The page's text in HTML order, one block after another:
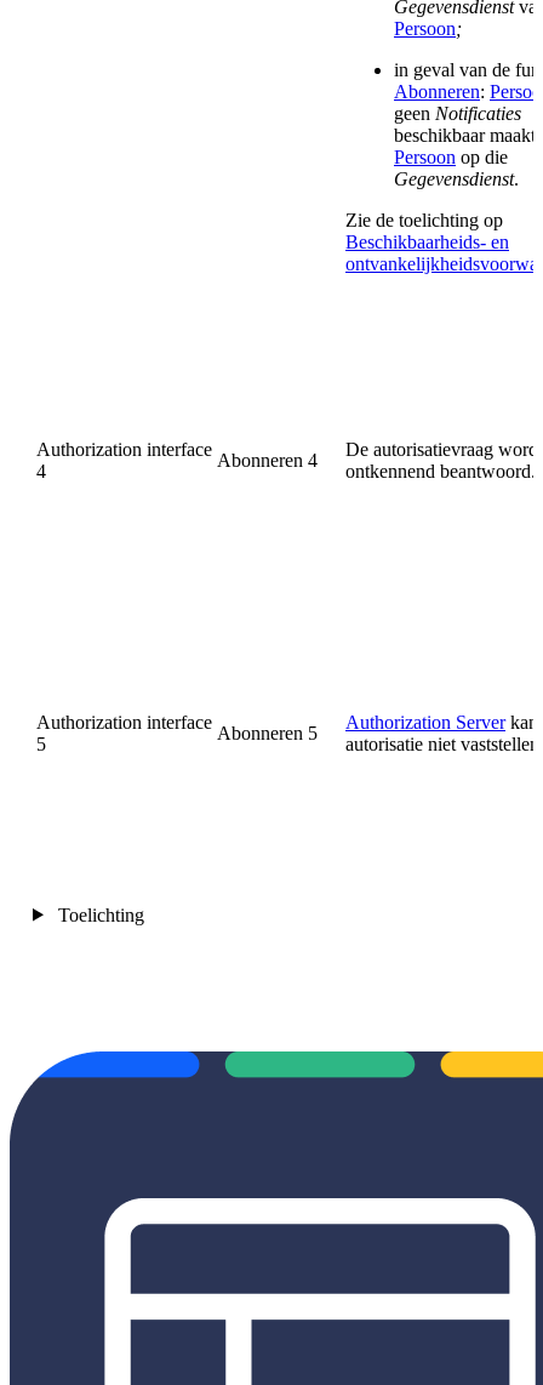
Gegevensdienst
Persoon;
in geval van de
Abonneren:
geen Notificaties
beschikbaar maakt
Persoon op die
Gegevensdienst.
Zie de toelichting op
Beschikbaarheids- en
Authorization interface
4
Abonneren 4
De autorisatievraag wordt
ontkennend beantwoord.
Authorization interface
5
Abonneren 5
Authorization Serverkan
autorisatie niet vaststellen.
Toelichting